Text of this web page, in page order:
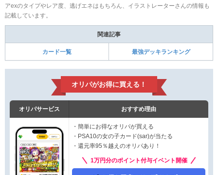
アexのタイプやレア度、逃げエネはもちろん、イラストレーターさんの情報も
記載しています。
関連記事
カード一覧 最強デッキランキング
オリパがお得に買える！
オリパサービス おすすめ理由
・簡単にお得なオリパが買える
・PSA10の女の子カード(sar)が当たる
・還元率95％越えのオリパあり！
1万円分のポイント付与イベント開催